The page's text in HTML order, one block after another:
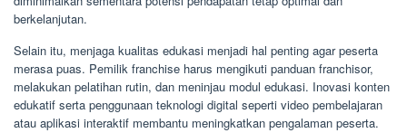
berkelanjutan.
Selain itu, menjaga kualitas edukasi menjadi hal penting agar peserta
merasa puas. Pemilik franchise harus mengikuti panduan franchisor,
melakukan pelatihan rutin, dan meninjau modul edukasi. Inovasi konten
edukatif serta penggunaan teknologi digital seperti video pembelajaran
atau aplikasi interaktif membantu meningkatkan pengalaman peserta.